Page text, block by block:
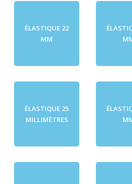
ÉLASTIQUE 22
MM
ÉLASTIQUE 25
MILLIMÈTRES